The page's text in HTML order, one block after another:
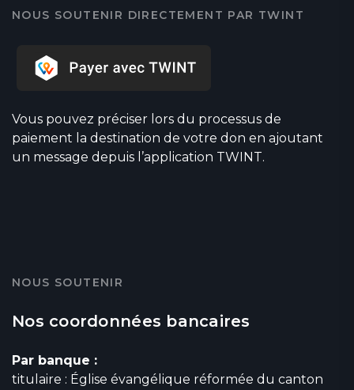
NOUS SOUTENIR DIRECTEMENT PAR TWINT
Vous pouvez préciser lors du processus de
paiement la destination de votre don en ajoutant
un message depuis l’application TWINT.
NOUS SOUTENIR
Nos coordonnées bancaires
Par banque :
titulaire : Église évangélique réformée du canton